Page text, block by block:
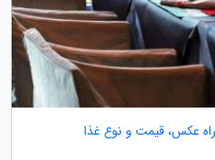
عکس، قیمت و نوع غذا